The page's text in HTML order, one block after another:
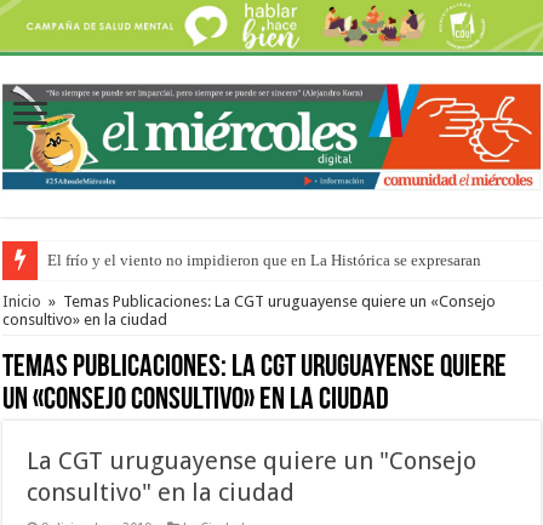
El frío y el viento no impidieron que en La Histórica se expresaran
OSER: Frigerio aseguró que mejoraron el servicio, redujeron el déficit en
Inicio » Temas Publicaciones: La CGT uruguayense quiere un «Consejo
consultivo» en la ciudad
Temas Publicaciones: La CGT uruguayense quiere
un «Consejo consultivo» en la ciudad
La CGT uruguayense quiere un "Consejo
consultivo" en la ciudad